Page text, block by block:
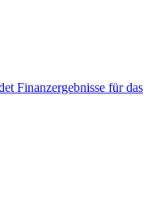
Finanzergebnisse für das